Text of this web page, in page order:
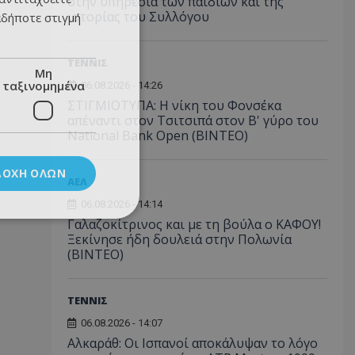
ιστορίας του Συλλόγου
ΤΕΝΝΙΣ
06.08.2026 - 14:26
ΣΤΙΓΜΙΟΤΥΠΑ: Η νίκη του Φονσέκα
απέναντι στον Τσιτσιπά στον Β' γύρο του
National Bank Open (ΒΙΝΤΕΟ)
06.08.2026 - 14:14
Γαλαζοκίτρινος και με τη βούλα ο ΚΑΦΟΥ!
Ξεκίνησε ήδη δουλειά στην Πολωνία
(ΒΙΝΤΕΟ)
ΤΕΝΝΙΣ
06.08.2026 - 14:07
Αλκαράθ: Οι Ισπανοί αποκάλυψαν το λόγο
στιγμή
Μη
ταξινομημένα
ΌΛΩΝ